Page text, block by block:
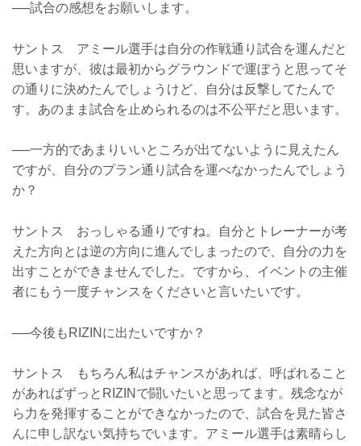
──試合の感想をお願いします。
サントス アミール選手は自分の作戦通り試合を運んだと
思いますが、彼は最初からグラウンドで運ぼうと思ってそ
の通りに決めたんでしょうけど、自分は反撃してたんで
す。あのまま試合を止められるのは不公平だと思います。
──一方的であまりいいところが出てないように見えたん
ですが、自分のプラン通り試合を運べなかったんでしょう
か？
サントス おっしゃる通りですね。自分とトレーナーが考
えた方向とは逆の方向に進んでしまったので、自分の力を
出すことができませんでした。ですから、イベントの主催
者にもう一度チャンスをくださいと言いたいです。
──今後もRIZINに出たいですか？
サントス もちろん私はチャンスがあれば、呼ばれること
があればずっとRIZINで闘いたいと思ってます。残念なが
ら力を発揮することができなかったので、試合を見た皆さ
んに申し訳ない気持ちでいます。アミール選手は素晴らし